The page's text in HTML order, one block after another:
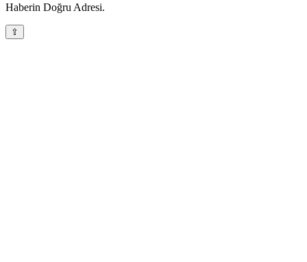
Haberin Doğru Adresi.
⇪